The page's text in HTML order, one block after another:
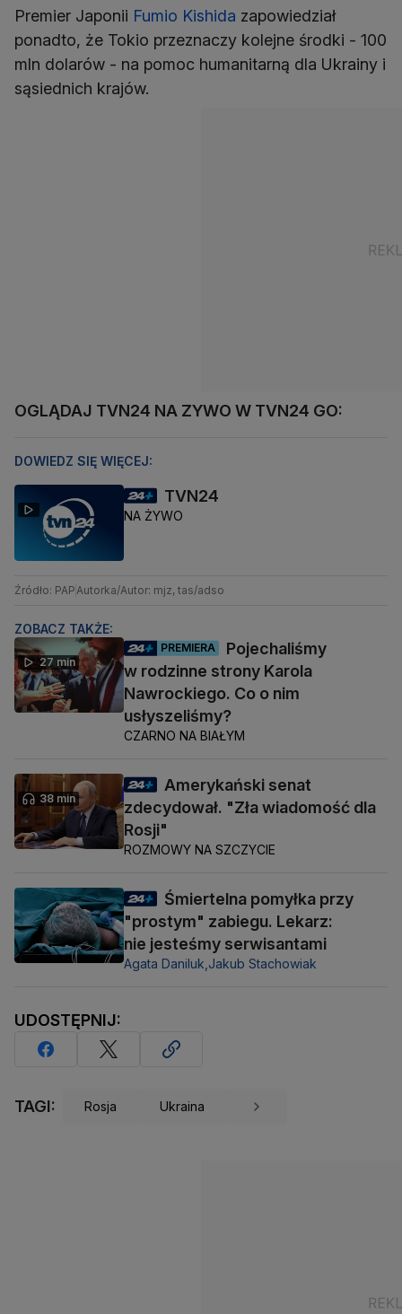
Premier Japonii Fumio Kishida zapowiedział
ponadto, że Tokio przeznaczy kolejne środki - 100
mln dolarów - na pomoc humanitarną dla Ukrainy i
sąsiednich krajów.
OGLĄDAJ TVN24 NA ZYWO W TVN24 GO:
DOWIEDZ SIĘ WIĘCEJ:
TVN24
NA ŻYWO
Źródło: PAP Autorka/Autor: mjz, tas/adso
ZOBACZ TAKŻE:
27 min
PREMIERA
Pojechaliśmy
w rodzinne strony Karola
Nawrockiego. Co o nim
usłyszeliśmy?
CZARNO NA BIAŁYM
38 min
Amerykański senat
zdecydował. "Zła wiadomość dla
Rosji"
ROZMOWY NA SZCZYCIE
Śmiertelna pomyłka przy
"prostym" zabiegu. Lekarz:
nie jesteśmy serwisantami
Agata Daniluk, Jakub Stachowiak
UDOSTĘPNIJ:
TAGI: Rosja Ukraina